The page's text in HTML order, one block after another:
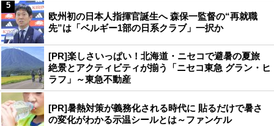
欧州初の日本人指揮官誕生へ 森保一監督の“再就職
先”は「ベルギー1部の日系クラブ」一択か
5
[PR]楽しさいっぱい！北海道・ニセコで避暑の夏旅
絶景とアクティビティが揃う「ニセコ東急 グラン・ヒ
ラフ」～東急不動産
[PR]暑熱対策が義務化される時代に 貼るだけで暑さ
の変化がわかる示温シールとは～ファンケル